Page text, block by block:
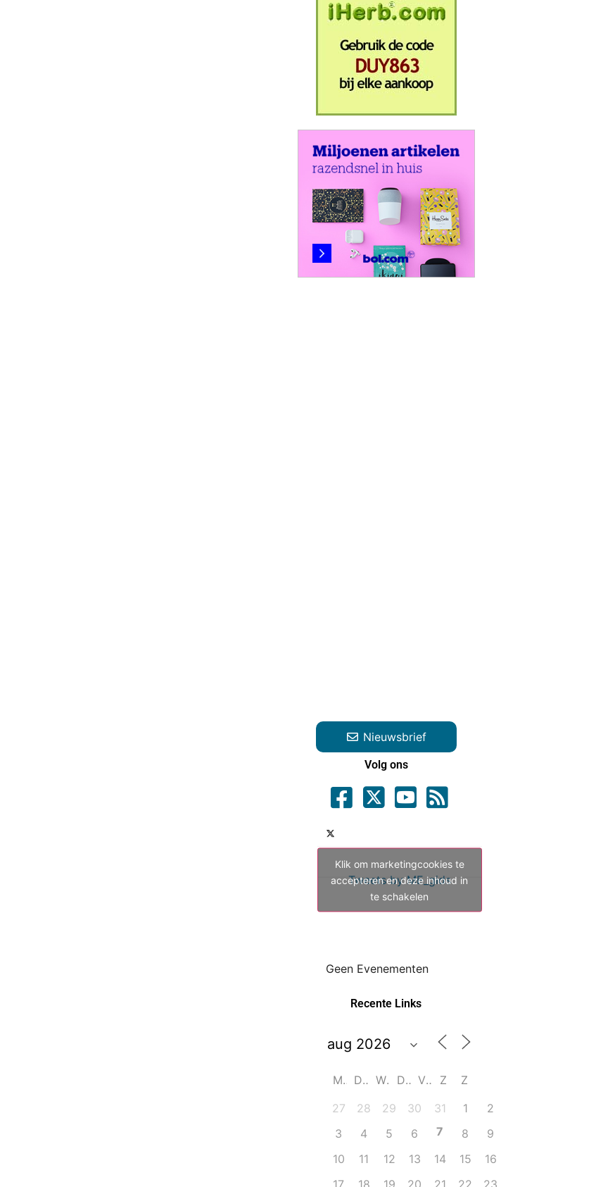
Nieuwsbrief
Volg ons
Tweets by ME_gids
Klik om marketingcookies te
accepteren en deze inhoud in
te schakelen
Geen Evenementen
Recente Links
M D W D V Z
Z
27
28 29 30 31 1
2
3
4 5 6 7 8
9
10
11 12 13 14 15
16